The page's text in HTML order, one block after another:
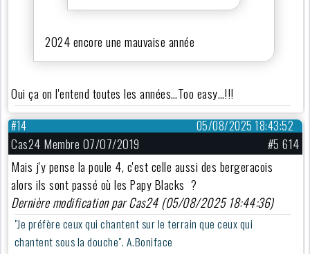
2024 encore une mauvaise année
Oui ça on l'entend toutes les années…Too easy…!!!
05/08/2025 18:43:52
#14
Cas24 Membre 07/07/2019
#5 614
Mais j'y pense la poule 4, c'est celle aussi des bergeracois
alors ils sont passé où les Papy Blacks ?
Dernière modification par Cas24 (05/08/2025 18:44:36)
"Je préfère ceux qui chantent sur le terrain que ceux qui
chantent sous la douche". A.Boniface